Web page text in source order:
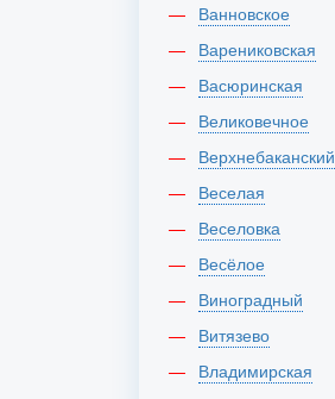
Ванновское
Варениковская
Васюринская
Великовечное
Верхнебаканский
Веселая
Веселовка
Весёлое
Виноградный
Витязево
Владимирская